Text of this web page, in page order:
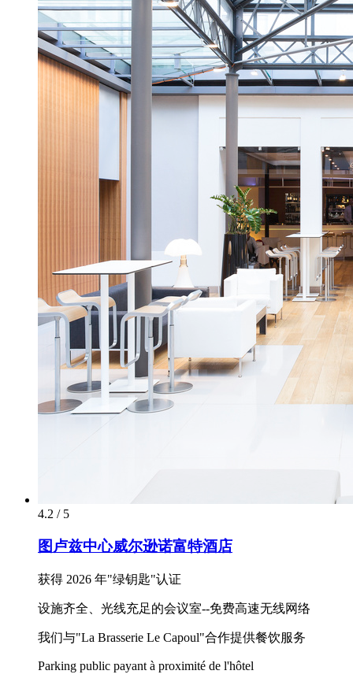
4.2 / 5
图卢兹中心威尔逊诺富特酒店
获得 2026 年"绿钥匙"认证
设施齐全、光线充足的会议室--免费高速无线网络
我们与"La Brasserie Le Capoul"合作提供餐饮服务
Parking public payant à proximité de l'hôtel